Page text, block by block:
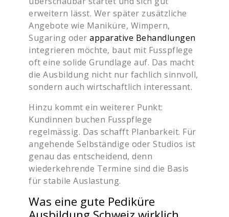
erweitern lässt. Wer später zusätzliche
Angebote wie Maniküre, Wimpern,
Sugaring oder apparative Behandlungen
integrieren möchte, baut mit Fusspflege
oft eine solide Grundlage auf. Das macht
die Ausbildung nicht nur fachlich sinnvoll,
sondern auch wirtschaftlich interessant.
Hinzu kommt ein weiterer Punkt:
Kundinnen buchen Fusspflege
regelmässig. Das schafft Planbarkeit. Für
angehende Selbständige oder Studios ist
genau das entscheidend, denn
wiederkehrende Termine sind die Basis
für stabile Auslastung.
Was eine gute Pediküre